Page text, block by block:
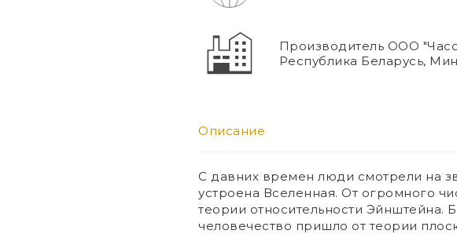
Производитель ООО
Республика Беларусь,
Описание
С давних времен люди смотрели на
устроена Вселенная. От огромного
теории относительности Эйнштейна.
человечество пришло от теории